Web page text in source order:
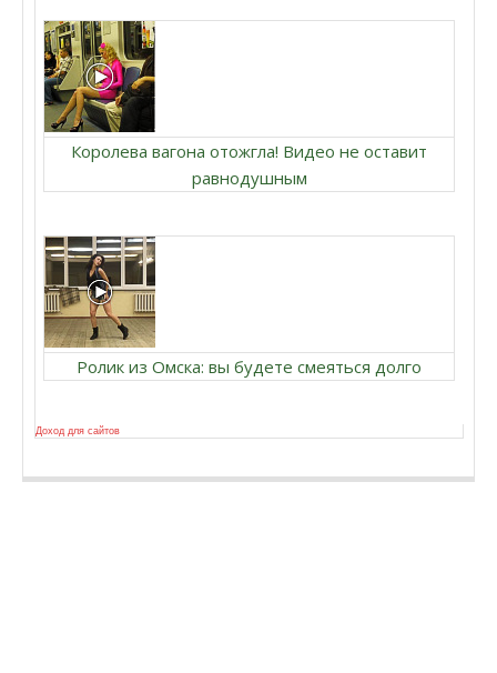
Королева вагона отожгла! Видео не оставит
равнодушным
Ролик из Омска: вы будете смеяться долго
Доход для сайтов